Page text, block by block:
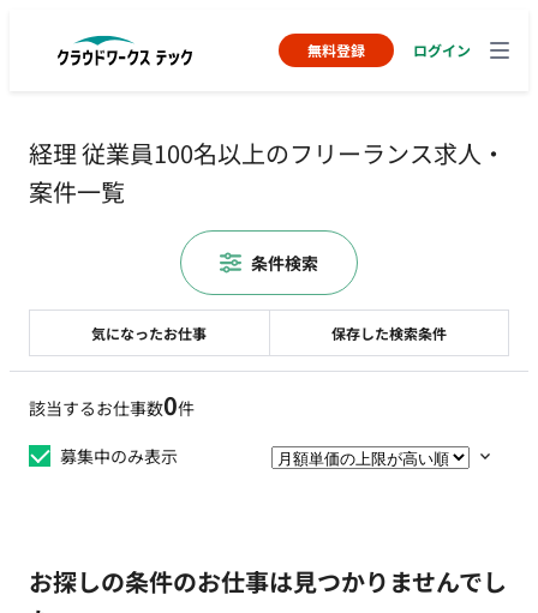
無料登録 ログイン
経理 従業員100名以上のフリーランス求人・
案件一覧
該当するお仕事数0件
募集中のみ表示
お探しの条件のお仕事は見つかりませんでし
気になったお仕事 保存した検索条件
条件検索